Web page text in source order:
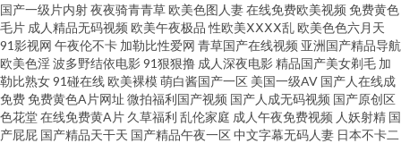
国产白浆高潮流水 成人AV线上看 白丝内射91AV 福利A片 蜜桃臀网址 91看国
产导航 超碰人妻人人上 九一日韩 午夜成人福利av 97中文资源站 精品在线大
香蕉 青娱乐AV首页 亚洲色123 91熊猫tv网页 国产成人久草 九一免费 大香蕉
国产一级片内射夜夜骑青青草欧美色图人妻在线免费欧美视频 免费黄色
毛片 成人精品无码视频 欧美午夜极品 性欧美ⅩⅩⅩⅩ乱欧美色色六月天
91影视网 午夜伦不卡 加勒比性爱网 青草国产在线视频 亚洲国产精品导航
欧美色淫波多野结依电影91狠狠撸 成人深夜电影精品国产美女剃毛 加
勒比熟女91碰在线欧美裸模萌白酱国产一区 美国一级AV 国产人在线成
免费免费黄色A片网址 微拍福利国产视频 国产人成无码视频 国产原创区
色花堂在线免费黄A片 久草福利 乱伦家庭 成人午夜免费视频 人妖射精 国
产屁屁 国产精品天干天 国产精品午夜一区中文字幕无码人妻 日本不卡二